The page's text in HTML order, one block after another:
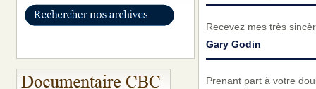
Recevez mes très
Gary Godin
Prenant part à votre